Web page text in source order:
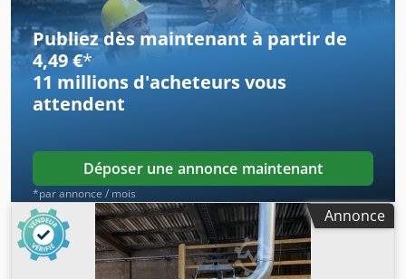
d'avance : réversible (avant/arrière) Démarrage moteur :
étoile-triangle Raccordement réseau : 380 V Poids : env.
450 kg Disponibilité : à court terme Localisation : Bade-
Wurtemberg
Publiez dès maintenant à partir de
4,49 €*
11 millions d'acheteursvous
attendent
Déposer une annonce maintenant
*par annonce / mois
Annonce